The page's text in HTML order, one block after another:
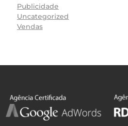
Publicidade
Uncategorized
Vendas